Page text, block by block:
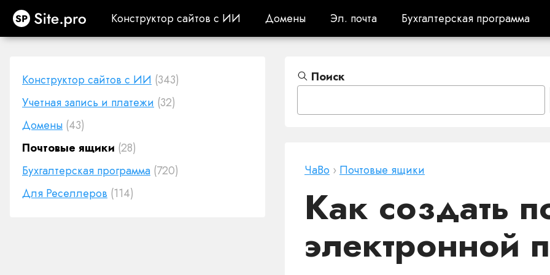
Site.pro Конструктор сайтов с ИИ
Конструктор сайтов с ИИ Домены
Домены Эл. почта
Эл. почта Бухгалтерская программа
Бухгалтерская программа
Конструктор сайтов с ИИ (343)
Учетная запись и платежи (32)
Домены (43)
Почтовые ящики (28)
Бухгалтерская программа (720)
Для Реселлеров (114)
Поиск
ЧаВо › Почтовые ящики
Как создать
электронной